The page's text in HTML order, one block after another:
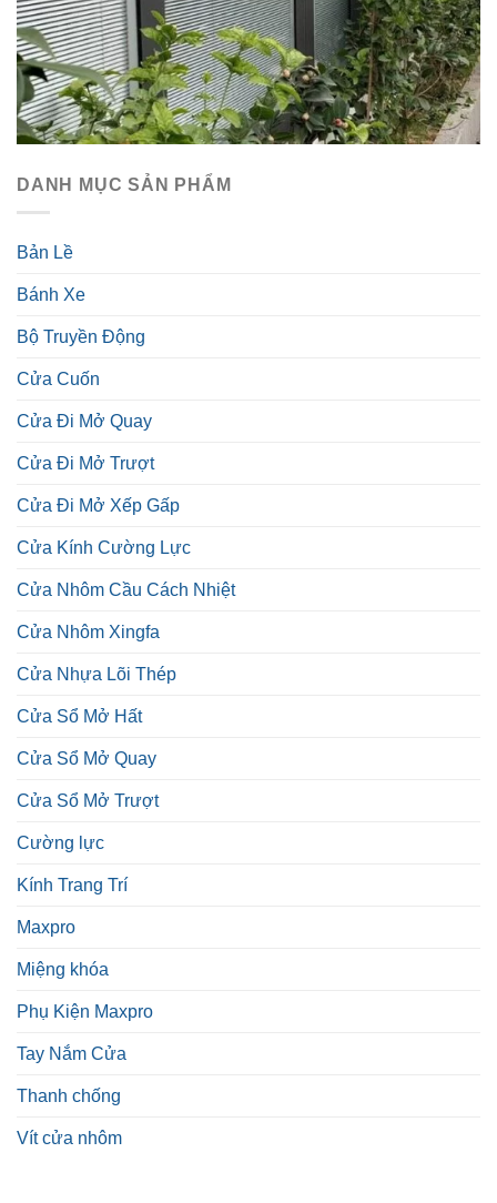
DANH MỤC SẢN PHẨM
Bản Lề
Bánh Xe
Bộ Truyền Động
Cửa Cuốn
Cửa Đi Mở Quay
Cửa Đi Mở Trượt
Cửa Đi Mở Xếp Gấp
Cửa Kính Cường Lực
Cửa Nhôm Cầu Cách Nhiệt
Cửa Nhôm Xingfa
Cửa Nhựa Lõi Thép
Cửa Sổ Mở Hất
Cửa Sổ Mở Quay
Cửa Sổ Mở Trượt
Cường lực
Kính Trang Trí
Maxpro
Miệng khóa
Phụ Kiện Maxpro
Tay Nắm Cửa
Thanh chống
Vít cửa nhôm